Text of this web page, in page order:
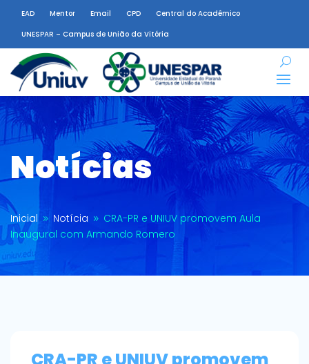
EAD Mentor Email CPD
Central do Acadêmico
UNESPAR – Campus de União da Vitória
Notícias
Inicial 9 Notícia 9 CRA-PR e UNIUV promovem Aula
Inaugural com Armando Romero